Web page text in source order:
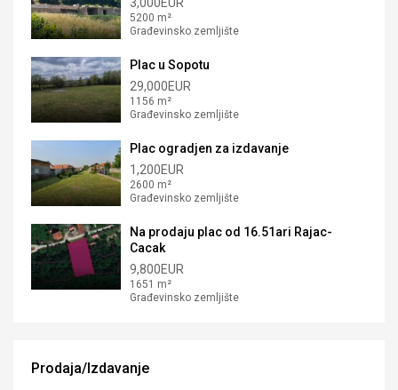
5200 m²
Građevinsko zemljište
Plac u Sopotu
29,000EUR
1156 m²
Građevinsko zemljište
Plac ogradjen za izdavanje
1,200EUR
2600 m²
Građevinsko zemljište
Na prodaju plac od 16.51ari Rajac-
Cacak
9,800EUR
1651 m²
Građevinsko zemljište
Prodaja/Izdavanje